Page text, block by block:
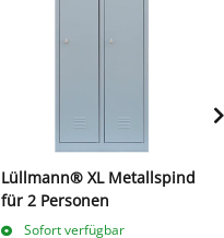
Lüllmann® XL Metallspind
für 2 Personen
Sofort verfügbar